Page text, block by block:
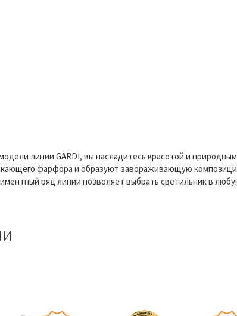
линии GARDI, вы насладитесь красотой и
фарфора и образуют завораживающую
ряд линии позволяет выбрать светильник в